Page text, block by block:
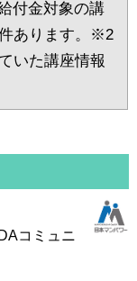
付金対象の講
あります。※2
いた講座情報
コミュニ